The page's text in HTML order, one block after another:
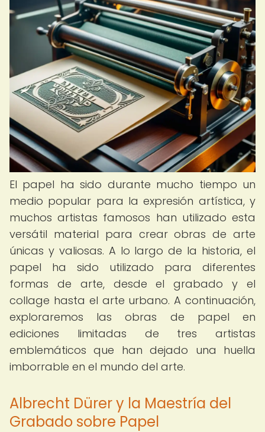
El papel ha sido durante mucho tiempo un
medio popular para la expresión artística, y
muchos artistas famosos han utilizado esta
versátil material para crear obras de arte
únicas y valiosas. A lo largo de la historia, el
papel ha sido utilizado para diferentes
formas de arte, desde el grabado y el
collage hasta el arte urbano. A continuación,
exploraremos las obras de papel en
ediciones limitadas de tres artistas
emblemáticos que han dejado una huella
imborrable en el mundo del arte.
Albrecht Dürer y la Maestría del
Grabado sobre Papel